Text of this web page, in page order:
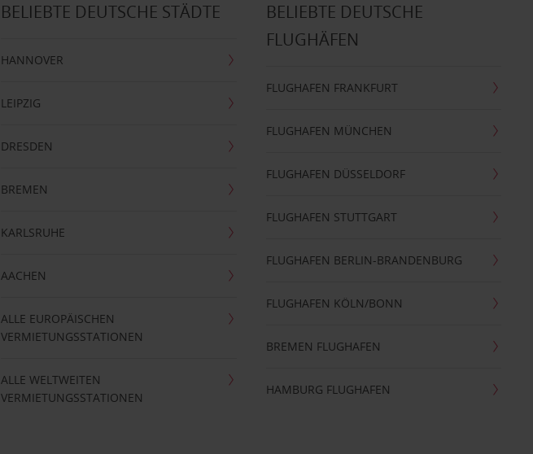
BELIEBTE DEUTSCHE STÄDTE
HANNOVER
LEIPZIG
DRESDEN
BREMEN
KARLSRUHE
AACHEN
ALLE EUROPÄISCHEN
VERMIETUNGSSTATIONEN
ALLE WELTWEITEN
VERMIETUNGSSTATIONEN
BELIEBTE DEUTSCHE
FLUGHÄFEN
FLUGHAFEN FRANKFURT
FLUGHAFEN MÜNCHEN
FLUGHAFEN DÜSSELDORF
FLUGHAFEN STUTTGART
FLUGHAFEN BERLIN-BRANDENBURG
FLUGHAFEN KÖLN/BONN
BREMEN FLUGHAFEN
HAMBURG FLUGHAFEN